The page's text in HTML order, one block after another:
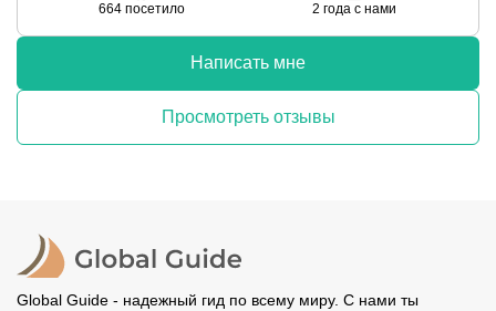
664 посетило 2 года с нами
Написать мне
Просмотреть отзывы
Global Guide - надежный гид по всему миру. С нами ты